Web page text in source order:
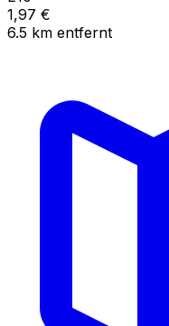
1,97 €
6.5 km entfernt